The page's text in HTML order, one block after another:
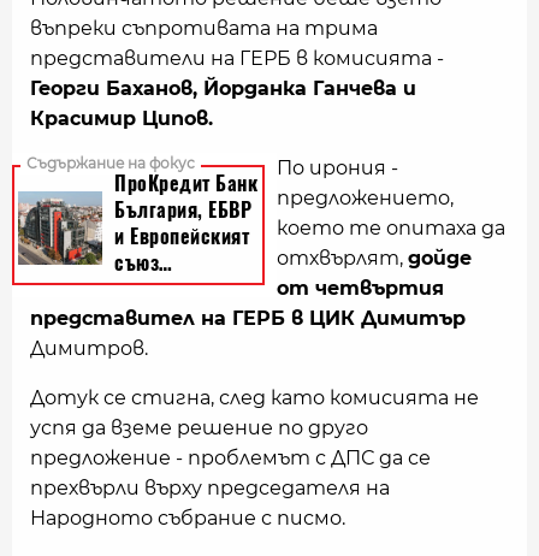
въпреки съпротивата на трима
представители на ГЕРБ в комисията -
Георги Баханов, Йорданка Ганчева и
Красимир Ципов.
По ирония -
предложението,
което те опитаха да
отхвърлят, дойде
от четвъртия
представител на ГЕРБ в ЦИК Димитър
Димитров.
Дотук се стигна, след като комисията не
успя да вземе решение по друго
предложение - проблемът с ДПС да се
прехвърли върху председателя на
Народното събрание с писмо.